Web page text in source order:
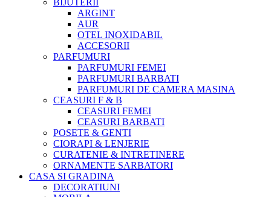
BIJUTERII
ARGINT
AUR
OTEL INOXIDABIL
ACCESORII
PARFUMURI
PARFUMURI FEMEI
PARFUMURI BARBATI
PARFUMURI DE CAMERA MASINA
CEASURI F & B
CEASURI FEMEI
CEASURI BARBATI
POSETE & GENTI
CIORAPI & LENJERIE
CURATENIE & INTRETINERE
ORNAMENTE SARBATORI
CASA SI GRADINA
DECORATIUNI